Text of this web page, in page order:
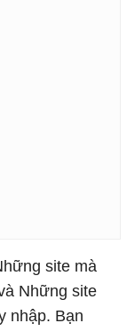
site mà
Những site
nhập. Bạn